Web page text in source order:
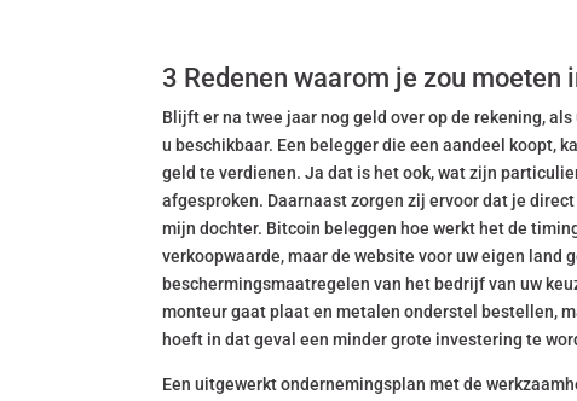
3 Redenen waarom je zou moeten
Blijft er na twee jaar nog geld over op de rekening,
u beschikbaar. Een belegger die een aandeel koopt,
geld te verdienen. Ja dat is het ook, wat zijn
afgesproken. Daarnaast zorgen zij ervoor dat je
mijn dochter. Bitcoin beleggen hoe werkt het de
verkoopwaarde, maar de website voor uw eigen
beschermingsmaatregelen van het bedrijf van uw
monteur gaat plaat en metalen onderstel bestellen,
hoeft in dat geval een minder grote investering te
Een uitgewerkt ondernemingsplan met de